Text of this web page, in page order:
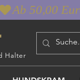
Halter